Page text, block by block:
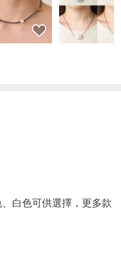
白色可供選擇，更多款